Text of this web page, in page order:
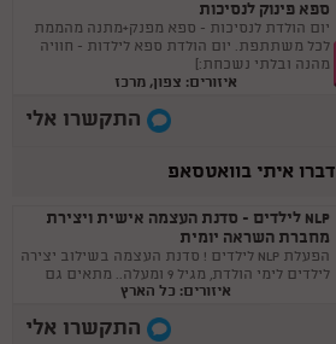
ספא פינוק לנסיכות
יום הולדת לנסיכות - ספא מפנק+מתנה מהממת
לכל משתתפת. יום הולדת ספא לילדות - חוויה
מהנה ובלתי נשכחת:)
איזורים: צפון, מרכז
התקשרו אלי
דברו איתי בוואטסאפ
NLP לילדים - סדנת העצמה אישית ויצירת
מחברת השראה יומית
הפעלת NLP לילדים ! סדנת העצמה בשילוב יצירה
לילדים לימי הולדת, מגיל 9 ומעלה.. מתאים גם
איזורים: כל הארץ
התקשרו אלי